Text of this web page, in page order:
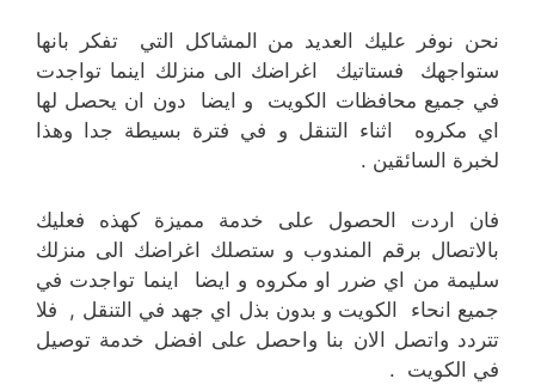
نحن نوفر عليك العديد من المشاكل التي تفكر بانها
ستواجهك فستاتيك اغراضك الى منزلك اينما تواجدت
في جميع محافظات الكويت و ايضا دون ان يحصل لها
اي مكروه اثناء التنقل و في فترة بسيطة جدا وهذا
لخبرة السائقين .
فان اردت الحصول على خدمة مميزة كهذه فعليك
بالاتصال برقم المندوب و ستصلك اغراضك الى منزلك
سليمة من اي ضرر او مكروه و ايضا اينما تواجدت في
جميع انحاء الكويت و بدون بذل اي جهد في التنقل , فلا
تتردد واتصل الان بنا واحصل على افضل خدمة توصيل
في الكويت .